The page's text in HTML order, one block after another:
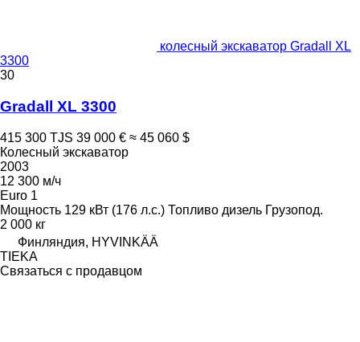
колесный экскаватор Gradall XL
3300
30
Gradall XL 3300
415 300 TJS 39 000 € ≈ 45 060 $
Колесный экскаватор
2003
12 300 м/ч
Euro 1
Мощность 129 кВт (176 л.с.) Топливо дизель Грузопод.
2 000 кг
Финляндия, HYVINKÄÄ
TIEKA
Связаться с продавцом